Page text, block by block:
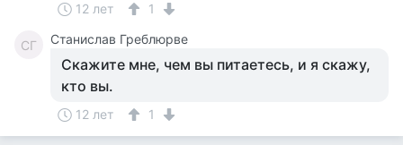
12 лет 1
СГ Станислав Греблюрве
Скажите мне, чем вы питаетесь, и я скажу,
кто вы.
12 лет 1